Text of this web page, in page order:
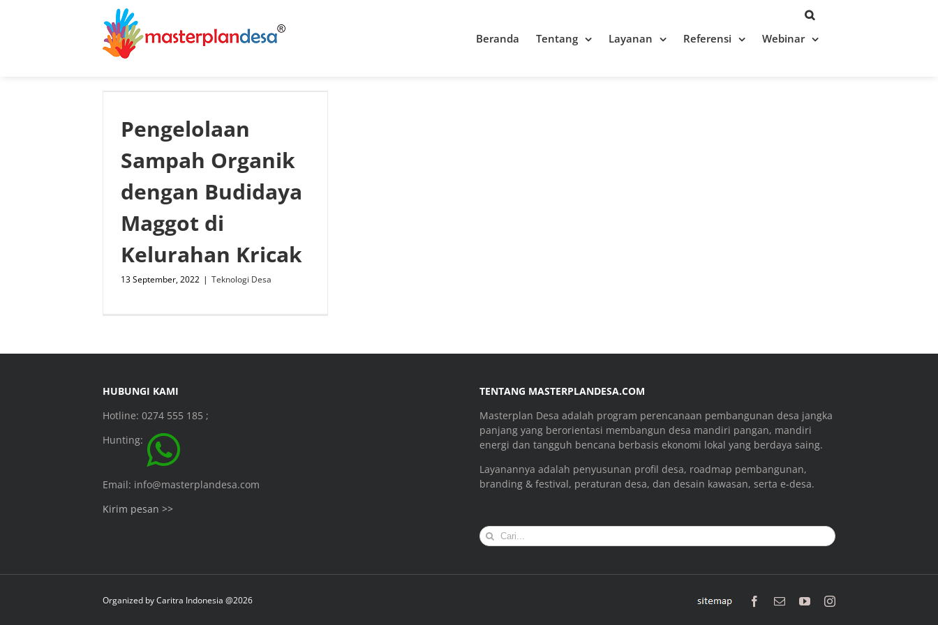
Beranda Tentang Layanan Referensi Webinar
Pengelolaan
Sampah Organik
dengan Budidaya
Maggot di
Kelurahan Kricak
13 September, 2022 | Teknologi Desa
HUBUNGI KAMI
Hotline: 0274 555 185 ;
Hunting:
Email: info@masterplandesa.com
Kirim pesan >>
TENTANG MASTERPLANDESA.COM
Masterplan Desa adalah program perencanaan pembangunan desa jangka
panjang yang berorientasi membangun desa mandiri pangan, mandiri
energi dan tangguh bencana berbasis ekonomi lokal yang berdaya saing.
Layanannya adalah penyusunan profil desa, roadmap pembangunan,
branding & festival, peraturan desa, dan desain kawasan, serta e-desa.
Search
for:
Organized byCaritra Indonesia @2026 sitemap Facebook
EmailYouTubeInstagram